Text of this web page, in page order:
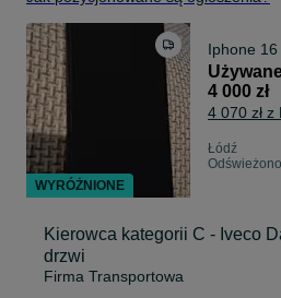
Iphone
4 000 zł
4 070 zł
Łódź
Kierowca kategorii C - Iveco
drzwi
Firma Transportowa
WYRÓŻNIONE